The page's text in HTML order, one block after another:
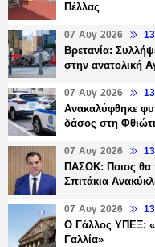
Πέλλας
07 Αυγ 2026
Βρετανία:
στην ανατολική
07 Αυγ 2026
Ανακαλύφθηκε
δάσος στη
07 Αυγ 2026
ΠΑΣΟΚ: Ποιος θα
Σπιτάκια
07 Αυγ 2026
Ο Γάλλος ΥΠΕΞ:
Γαλλία»